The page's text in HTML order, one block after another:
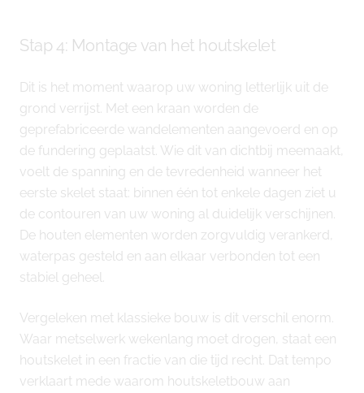
Stap 4: Montage van het houtskelet
Dit is het moment waarop uw woning letterlijk uit de
grond verrijst. Met een kraan worden de
geprefabriceerde wandelementen aangevoerd en op
de fundering geplaatst. Wie dit van dichtbij meemaakt,
voelt de spanning en de tevredenheid wanneer het
eerste skelet staat: binnen één tot enkele dagen ziet u
de contouren van uw woning al duidelijk verschijnen.
De houten elementen worden zorgvuldig verankerd,
waterpas gesteld en aan elkaar verbonden tot een
stabiel geheel.
Vergeleken met klassieke bouw is dit verschil enorm.
Waar metselwerk wekenlang moet drogen, staat een
houtskelet in een fractie van die tijd recht. Dat tempo
verklaart mede waarom houtskeletbouw aan